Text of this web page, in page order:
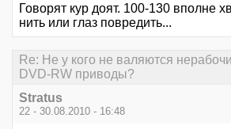
Говорят кур доят. 100-130 вполне
нить или глаз повредить...
Re: Не у кого не валяются
DVD-RW приводы?
Stratus
22 - 30.08.2010 - 16:48